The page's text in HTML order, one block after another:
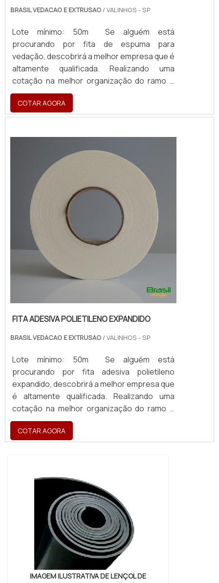
BRASIL VEDACAO E EXTRUSAO / VALINHOS - SP
Lote mínimo: 50m Se alguém está
procurando por fita de espuma para
vedação, descobrirá a melhor empresa que é
altamente qualificada. Realizando uma
cotação na melhor organização do ramo e
descobrindo a maior referência de qualidade
da área de atuação. MAIS SOBRE FITA DE
ESPUMA PARA VEDAÇÃO Quem precisa de
site da Brasil Vedação. É possível encontrar
borrachas fa...
COTAR AGORA
FITA ADESIVA POLIETILENO EXPANDIDO
BRASIL VEDACAO E EXTRUSAO / VALINHOS - SP
Lote mínimo: 50m Se alguém está
procurando por fita adesiva polietileno
expandido, descobrirá a melhor empresa que
é altamente qualificada. Realizando uma
cotação na melhor organização do ramo e
descobrindo a maior referência de qualidade
da área de atuação. Quando o tema é fita
adesiva polietileno expandido, com os
cores sólidas e duráveis, que não
COTAR AGORA
IMAGEM ILUSTRATIVA DE LENÇOL DE